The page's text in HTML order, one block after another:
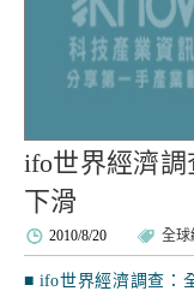
ifo世界經濟
下滑
2010/8/20 全球
■ ifo世界經濟調查：